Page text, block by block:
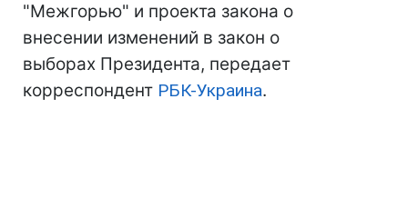
"Межгорью" и проекта закона о
внесении изменений в закон о
выборах Президента, передает
корреспондент РБК-Украина.